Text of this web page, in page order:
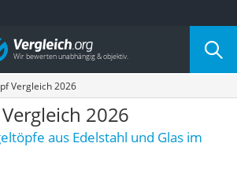
nach Kategorie
Vergleich 2026
2026
aus Edelstahl und Glas im